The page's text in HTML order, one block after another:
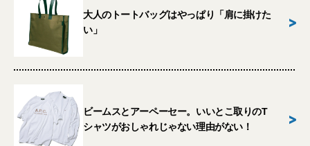
大人のトートバッグはやっぱり「肩に掛けた
い」
>
ビームスとアーペーセー。いいとこ取りのT
シャツがおしゃれじゃない理由がない！
>